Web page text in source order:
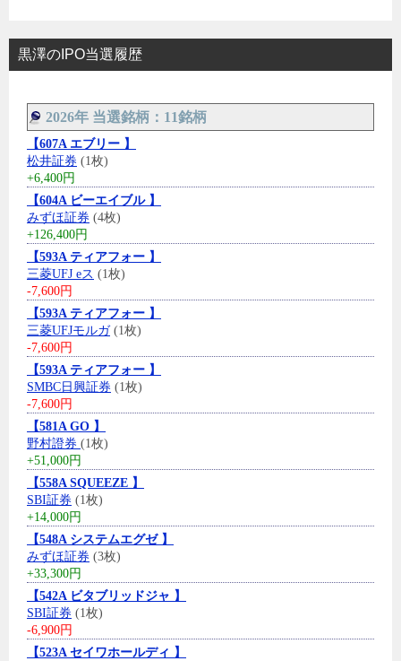
黒澤のIPO当選履歴
2026年 当選銘柄：11銘柄
【607A エブリー 】
松井証券 (1枚)
+6,400円
【604A ビーエイブル 】
みずほ証券 (4枚)
+126,400円
【593A ティアフォー 】
三菱UFJ eス (1枚)
-7,600円
【593A ティアフォー 】
三菱UFJモルガ(1枚)
-7,600円
【593A ティアフォー 】
SMBC日興証券 (1枚)
-7,600円
【581A GO 】
野村證券 (1枚)
+51,000円
【558A SQUEEZE 】
SBI証券 (1枚)
+14,000円
【548A システムエグゼ 】
みずほ証券 (3枚)
+33,300円
【542A ビタブリッドジャ 】
SBI証券 (1枚)
-6,900円
【523A セイワホールディ 】